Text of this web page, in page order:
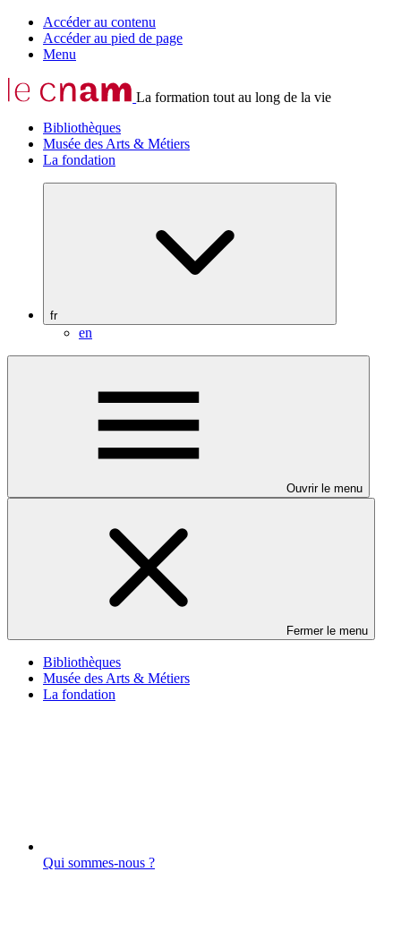
Accéder au contenu
Accéder au pied de page
Menu
La formation tout au long de la vie
Bibliothèques
Musée des Arts & Métiers
La fondation
fr
en
Ouvrir le menu
Fermer le menu
Bibliothèques
Musée des Arts & Métiers
La fondation
Qui sommes-nous ?